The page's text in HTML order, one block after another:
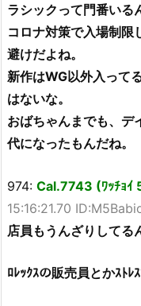
ラシックって門番いる
コロナ対策で入場制限
避けだよね。
新作はWG以外入って
はないな。
おばちゃんまでも、デ
代になったもんだね。
974: Cal.7743 (ﾜｯﾁｮ
15:16:21.70
店員もうんざりしてる
ﾛﾚｯｸｽの販売員とかｽﾄﾚ